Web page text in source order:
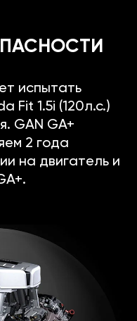
испытать
Fit 1.5i (120л.с.)
GAN GA+
2 года
на двигатель и